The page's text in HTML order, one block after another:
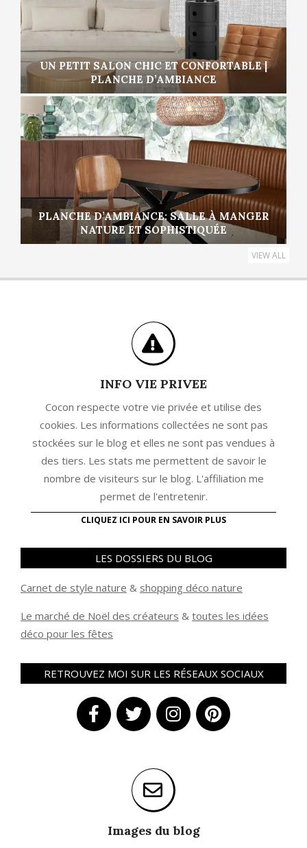
UN PETIT SALON CHIC ET CONFORTABLE |
PLANCHE D’AMBIANCE
PLANCHE D’AMBIANCE: SALLE À MANGER
NATURE ET SOPHISTIQUÉE
VIEW ALL
INFO VIE PRIVEE
Cocon respecte votre vie privée et utilise des
cookies. Les informations collectées ne sont pas
stockées sur le blog et elles ne sont pas vendues à
des tiers. Les stats me permettent de savoir le
nombre de visiteurs sur le blog. L'affiliation me
permet de l'entretenir.
CLIQUEZ ICI POUR EN SAVOIR PLUS
LES DOSSIERS DU BLOG
Carnet de style nature & shopping déco nature
Le marché de Noël des créateurs & toutes les idées
déco pour les fêtes
RETROUVEZ MOI SUR LES RÉSEAUX SOCIAUX
Images du blog